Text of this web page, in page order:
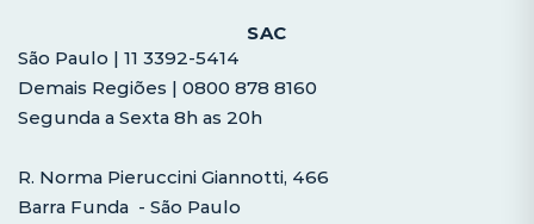
SAC
São Paulo | 11 3392-5414
Demais Regiões | 0800 878 8160
Segunda a Sexta 8h as 20h
R. Norma Pieruccini Giannotti, 466
Barra Funda - São Paulo